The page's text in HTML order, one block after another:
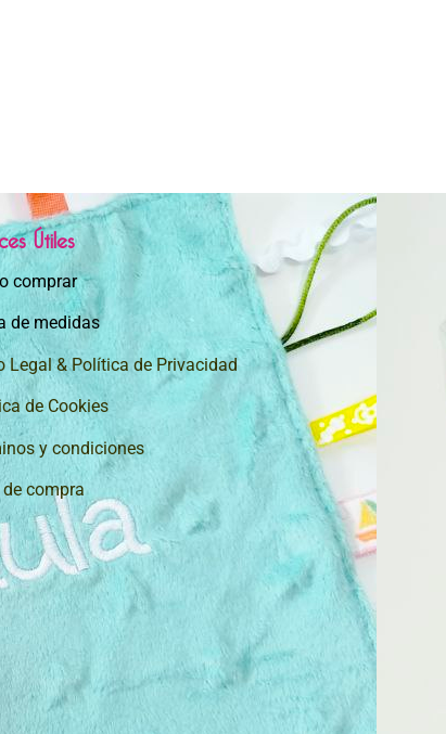
Útiles
comprar
de medidas
Legal & Política de Privacidad
de Cookies
y condiciones
compra